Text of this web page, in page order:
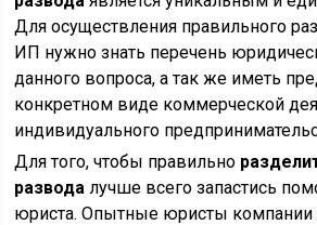
Для осуществления правильного
ИП нужно знать перечень
данного вопроса, а так же иметь
конкретном виде коммерческой
индивидуального
Для того, чтобы правильно
развода лучше всего запастись
юриста. Опытные юристы компании